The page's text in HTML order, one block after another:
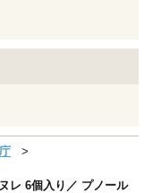
レ 6個入り／ プノール